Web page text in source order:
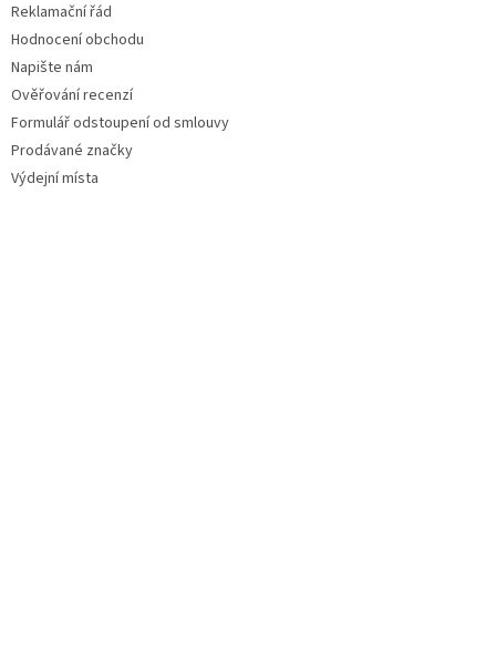
Reklamační řád
Hodnocení obchodu
Napište nám
Ověřování recenzí
Formulář odstoupení od smlouvy
Prodávané značky
Výdejní místa